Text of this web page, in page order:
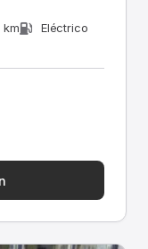
km
Eléctrico